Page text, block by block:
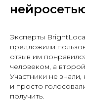
Эксперты
предложили
отзыв им
человеком, а
Участники не
и просто
получить.